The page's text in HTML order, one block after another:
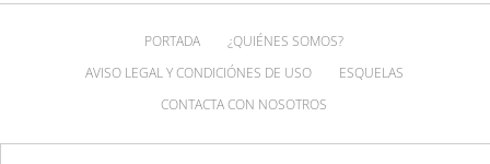
PORTADA
¿QUIÉNES SOMOS?
AVISO LEGAL Y CONDICIÓNES DE USO
ESQUELAS
CONTACTA CON NOSOTROS